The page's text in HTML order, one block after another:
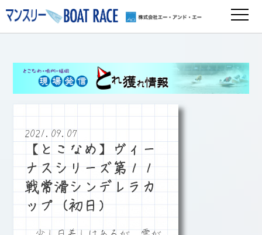
2021.09.07
【とこなめ】ヴィー
ナスシリーズ第１１
戦常滑シンデレラカ
ップ（初日）